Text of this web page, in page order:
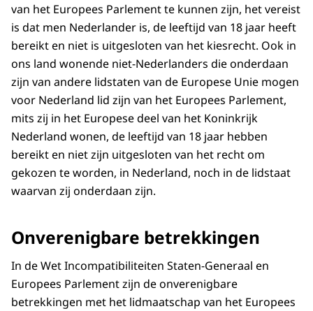
van het Europees Parlement te kunnen zijn, het vereist
is dat men Nederlander is, de leeftijd van 18 jaar heeft
bereikt en niet is uitgesloten van het kiesrecht. Ook in
ons land wonende niet-Nederlanders die onderdaan
zijn van andere lidstaten van de Europese Unie mogen
voor Nederland lid zijn van het Europees Parlement,
mits zij in het Europese deel van het Koninkrijk
Nederland wonen, de leeftijd van 18 jaar hebben
bereikt en niet zijn uitgesloten van het recht om
gekozen te worden, in Nederland, noch in de lidstaat
waarvan zij onderdaan zijn.
Onverenigbare betrekkingen
In de Wet Incompatibiliteiten Staten-Generaal en
Europees Parlement zijn de onverenigbare
betrekkingen met het lidmaatschap van het Europees